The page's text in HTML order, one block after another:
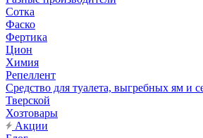
Сотка
Фаско
Фертика
Цион
Химия
Репеллент
Средство для туалета, выгребных ям и
Тверской
Хозтовары
Акции